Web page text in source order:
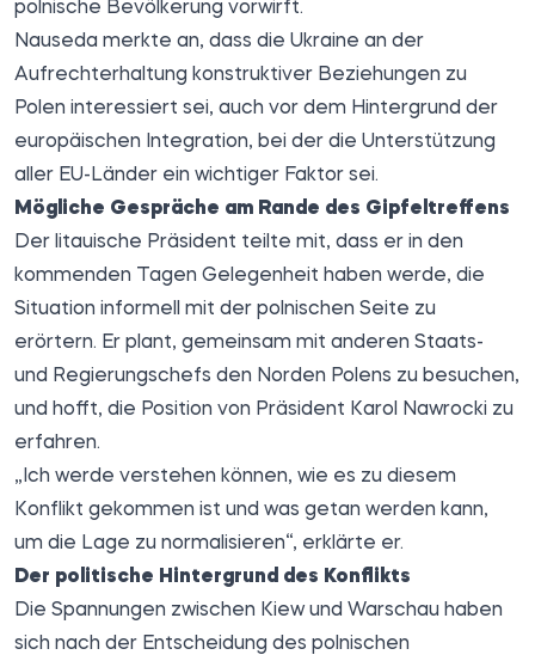
polnische Bevölkerung vorwirft.
Nauseda merkte an, dass die Ukraine an der
Aufrechterhaltung konstruktiver Beziehungen zu
Polen interessiert sei, auch vor dem Hintergrund der
europäischen Integration, bei der die Unterstützung
aller EU-Länder ein wichtiger Faktor sei.
Mögliche Gespräche am Rande des Gipfeltreffens
Der litauische Präsident teilte mit, dass er in den
kommenden Tagen Gelegenheit haben werde, die
Situation informell mit der polnischen Seite zu
erörtern. Er plant, gemeinsam mit anderen Staats-
und Regierungschefs den Norden Polens zu besuchen,
und hofft, die Position von Präsident Karol Nawrocki zu
erfahren.
„Ich werde verstehen können, wie es zu diesem
Konflikt gekommen ist und was getan werden kann,
um die Lage zu normalisieren“, erklärte er.
Der politische Hintergrund des Konflikts
Die Spannungen zwischen Kiew und Warschau haben
sich nach der Entscheidung des polnischen